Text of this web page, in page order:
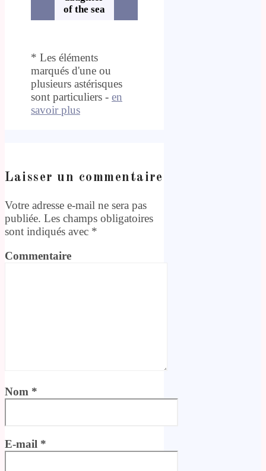
of the sea
* Les éléments
marqués d'une ou
plusieurs astérisques
sont particuliers - en
savoir plus
Laisser un commentaire
Votre adresse e-mail ne sera pas
publiée. Les champs obligatoires
sont indiqués avec *
Commentaire
Nom *
E-mail *